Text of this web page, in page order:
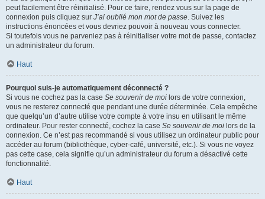
peut facilement être réinitialisé. Pour ce faire, rendez vous sur la page de
connexion puis cliquez sur J’ai oublié mon mot de passe. Suivez les
instructions énoncées et vous devriez pouvoir à nouveau vous connecter.
Si toutefois vous ne parveniez pas à réinitialiser votre mot de passe, contactez
un administrateur du forum.
Haut
Pourquoi suis-je automatiquement déconnecté ?
Si vous ne cochez pas la case Se souvenir de moi lors de votre connexion,
vous ne resterez connecté que pendant une durée déterminée. Cela empêche
que quelqu’un d’autre utilise votre compte à votre insu en utilisant le même
ordinateur. Pour rester connecté, cochez la case Se souvenir de moi lors de la
connexion. Ce n’est pas recommandé si vous utilisez un ordinateur public pour
accéder au forum (bibliothèque, cyber-café, université, etc.). Si vous ne voyez
pas cette case, cela signifie qu’un administrateur du forum a désactivé cette
fonctionnalité.
Haut